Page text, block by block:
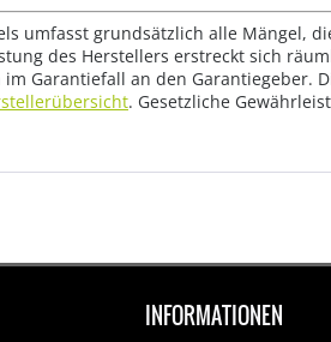
umfasst grundsätzlich alle Mängel,
des Herstellers erstreckt sich
Garantiefall an den Garantiegeber.
. Gesetzliche
INFORMATIONEN